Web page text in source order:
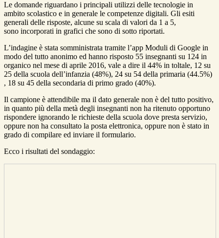
Le domande riguardano i principali utilizzi delle tecnologie in
ambito scolastico e in generale le competenze digitali. Gli esiti
generali delle risposte, alcune su scala di valori da 1 a 5,
sono incorporati in grafici che sono di sotto riportati.
L’indagine è stata somministrata tramite l’app Moduli di Google in
modo del tutto anonimo ed hanno risposto 55 insegnanti su 124 in
organico nel mese di aprile 2016, vale a dire il 44% in toltale, 12 su
25 della scuola dell’infanzia (48%), 24 su 54 della primaria (44.5%)
, 18 su 45 della secondaria di primo grado (40%).
Il campione è attendibile ma il dato generale non è del tutto positivo,
in quanto più della metà degli insegnanti non ha ritenuto opportuno
rispondere ignorando le richieste della scuola dove presta servizio,
oppure non ha consultato la posta elettronica, oppure non è stato in
grado di compilare ed inviare il formulario.
Ecco i risultati del sondaggio: